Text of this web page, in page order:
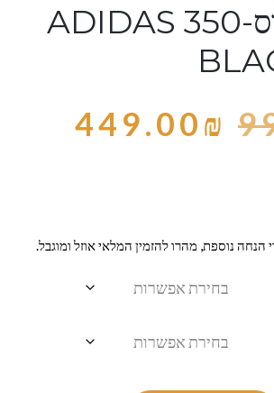
נעלי אדידס-ADIDAS 350
449.00₪
נוספת, מהרו להזמין המלאי אוזל ומוגבל.